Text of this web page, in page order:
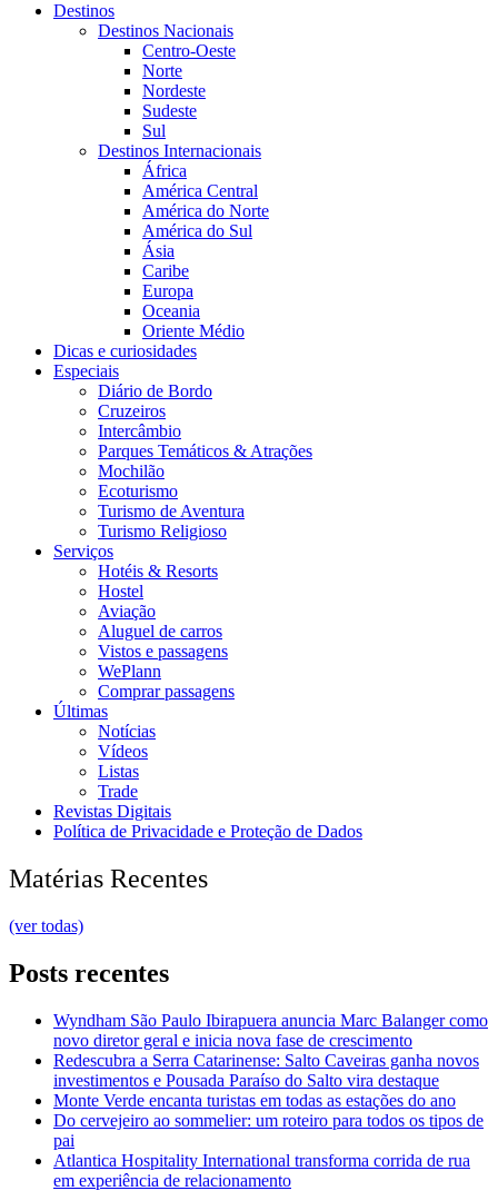
Destinos
Destinos Nacionais
Centro-Oeste
Norte
Nordeste
Sudeste
Sul
Destinos Internacionais
África
América Central
América do Norte
América do Sul
Ásia
Caribe
Europa
Oceania
Oriente Médio
Dicas e curiosidades
Especiais
Diário de Bordo
Cruzeiros
Intercâmbio
Parques Temáticos & Atrações
Mochilão
Ecoturismo
Turismo de Aventura
Turismo Religioso
Serviços
Hotéis & Resorts
Hostel
Aviação
Aluguel de carros
Vistos e passagens
WePlann
Comprar passagens
Últimas
Notícias
Vídeos
Listas
Trade
Revistas Digitais
Política de Privacidade e Proteção de Dados
Matérias Recentes
(ver todas)
Posts recentes
Wyndham São Paulo Ibirapuera anuncia Marc Balanger como
novo diretor geral e inicia nova fase de crescimento
Redescubra a Serra Catarinense: Salto Caveiras ganha novos
investimentos e Pousada Paraíso do Salto vira destaque
Monte Verde encanta turistas em todas as estações do ano
Do cervejeiro ao sommelier: um roteiro para todos os tipos de
pai
Atlantica Hospitality International transforma corrida de rua
em experiência de relacionamento